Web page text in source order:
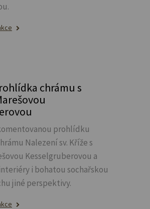
chrámu s
prohlídku
Nalezení sv. Kříže s
Kesselgruberovou a
i bohatou sochařskou
jiné perspektivy.